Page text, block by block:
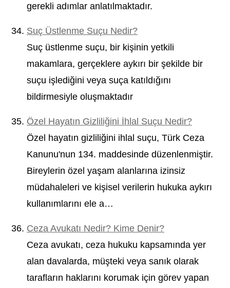
gerekli adımlar anlatılmaktadır.
Suç Üstlenme Suçu Nedir?
Suç üstlenme suçu, bir kişinin yetkili
makamlara, gerçeklere aykırı bir şekilde bir
suçu işlediğini veya suça katıldığını
bildirmesiyle oluşmaktadır
Özel Hayatın Gizliliğini İhlal Suçu Nedir?
Özel hayatın gizliliğini ihlal suçu, Türk Ceza
Kanunu'nun 134. maddesinde düzenlenmiştir.
Bireylerin özel yaşam alanlarına izinsiz
müdahaleleri ve kişisel verilerin hukuka aykırı
kullanımlarını ele a…
Ceza Avukatı Nedir? Kime Denir?
Ceza avukatı, ceza hukuku kapsamında yer
alan davalarda, müşteki veya sanık olarak
tarafların haklarını korumak için görev yapan